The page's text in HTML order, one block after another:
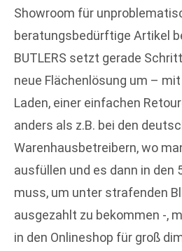
Showroom für
beratungsbedürftige Artikel
BUTLERS setzt gerade
neue Flächenlösung um –
Laden, einer einfachen
anders als z.B. bei den
Warenhausbetreibern, wo
ausfüllen und es dann in den
muss, um unter strafenden
ausgezahlt zu bekommen -,
in den Onlineshop für groß